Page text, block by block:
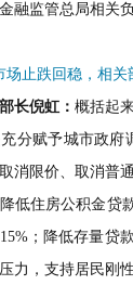
融监管总局相关
场止跌回稳，相关
长倪虹： 概括起
分赋予城市政
消限价、取消普
低住房公积金贷
；降低存量贷
力，支持居民刚